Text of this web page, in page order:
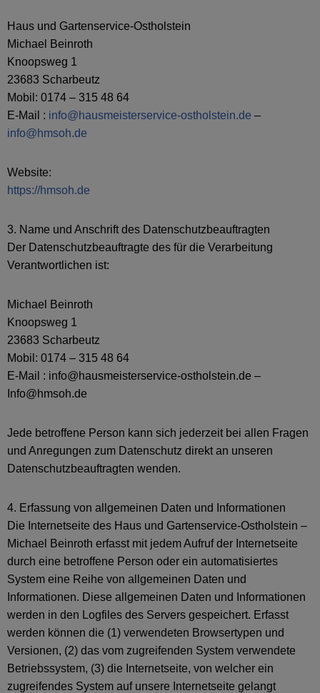
Haus und Gartenservice-Ostholstein
Michael Beinroth
Knoopsweg 1
23683 Scharbeutz
Mobil: 0174 – 315 48 64
E-Mail : info@hausmeisterservice-ostholstein.de –
info@hmsoh.de
Website:
https://hmsoh.de
3. Name und Anschrift des Datenschutzbeauftragten
Der Datenschutzbeauftragte des für die Verarbeitung
Verantwortlichen ist:
Michael Beinroth
Knoopsweg 1
23683 Scharbeutz
Mobil: 0174 – 315 48 64
E-Mail : info@hausmeisterservice-ostholstein.de –
Info@hmsoh.de
Jede betroffene Person kann sich jederzeit bei allen Fragen
und Anregungen zum Datenschutz direkt an unseren
Datenschutzbeauftragten wenden.
4. Erfassung von allgemeinen Daten und Informationen
Die Internetseite des Haus und Gartenservice-Ostholstein –
Michael Beinroth erfasst mit jedem Aufruf der Internetseite
durch eine betroffene Person oder ein automatisiertes
System eine Reihe von allgemeinen Daten und
Informationen. Diese allgemeinen Daten und Informationen
werden in den Logfiles des Servers gespeichert. Erfasst
werden können die (1) verwendeten Browsertypen und
Versionen, (2) das vom zugreifenden System verwendete
Betriebssystem, (3) die Internetseite, von welcher ein
zugreifendes System auf unsere Internetseite gelangt